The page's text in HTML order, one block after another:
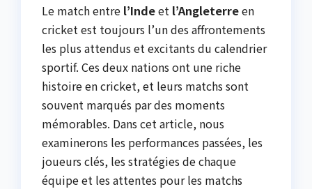
Le match entre l’Indeet l’Angleterreen
cricket est toujours l’un des affrontements
les plus attendus et excitants du calendrier
sportif. Ces deux nations ont une riche
histoire en cricket, et leurs matchs sont
souvent marqués par des moments
mémorables. Dans cet article, nous
examinerons les performances passées, les
joueurs clés, les stratégies de chaque
équipe et les attentes pour les matchs